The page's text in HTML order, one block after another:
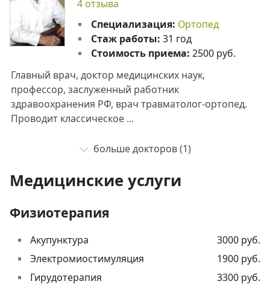
4 отзыва
Специализация: Ортопед
Стаж работы: 31 год
Стоимость приема: 2500 руб.
Главный врач, доктор медицинских наук,
профессор, заслуженный работник
здравоохранения РФ, врач травматолог-ортопед.
Проводит классическое ...
больше докторов (1)
Медицинские услуги
Физиотерапия
Акупунктура
3000 руб.
Электромиостимуляция
1900 руб.
Гирудотерапия
3300 руб.